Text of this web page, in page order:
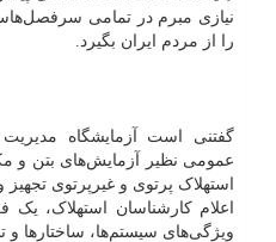
نیازی مبرم در تمامی
را از مردم ایران بگیرد.
گفتنی است آزمایشگاه
عمومی نظیر آزمایش‌های بتن و
استهلاک پرتوی و غیرپرتوی
اعلام کارشناسان اﺳﺘﻬﻼک، ﯾﮏ